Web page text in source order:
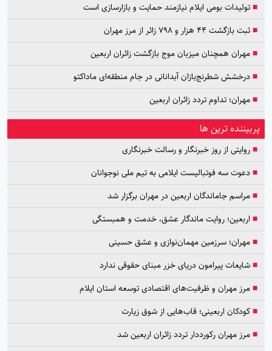
■تولیدات بومی ایلام نیازمند حمایت و بازارسازی است
■ثبت بازگشت ۴۴ هزار و ۷۹۸ زائر از مرز مهران
■مهران همچنان میزبان موج بازگشت زائران اربعین
■درخشش شطرنج‌بازان آبدانانی در جام منطقه‌ای ماداکتو
■مهران؛ تداوم تردد زائران اربعین
پربیننده ترین ها
■روایتی از روز خبرنگار و رسالت خبرنگاری
■دعوت سه فوتبالیست ایلامی به تیم ملی نوجوانان
■مراسم جاماندگان اربعین در مهران برگزار شد
■ اربعین؛ روایت ماندگار عشق، خدمت و همبستگی
■مهران؛ سرزمین مهمان‌نوازی و عشق حسینی
■شایعات پیرامون دریای خزر مبنای حقوقی ندارد
■مرز مهران و ظرفیت‌های اقتصادی توسعه استان ایلام
■کودکان اربعینی؛ قاب‌هایی از شوق زیارت
■مرز مهران رکورددار تردد زائران اربعین شد